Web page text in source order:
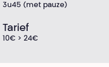
3u45 (met pauze)
Tarief
10€ > 24€